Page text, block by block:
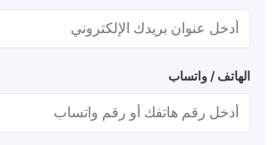
الهاتف / واتساب